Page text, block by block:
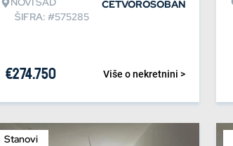
ŠIFRA: #575285
ČETVOROSOBAN
Više o nekretnini >
€274.750
Stanovi